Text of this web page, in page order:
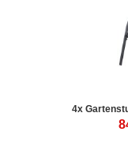
4x